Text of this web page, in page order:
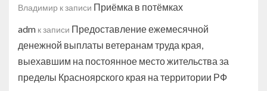
Владимир к записи Приёмка в потёмках
adm к записи Предоставление ежемесячной
денежной выплаты ветеранам труда края,
выехавшим на постоянное место жительства за
пределы Красноярского края на территории РФ